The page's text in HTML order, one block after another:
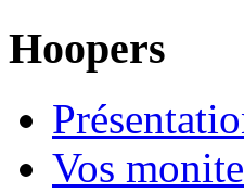
Hoopers
Vos